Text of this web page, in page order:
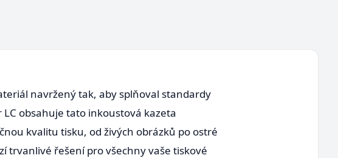
navržený tak, aby splňoval standardy
obsahuje tato inkoustová kazeta
kvalitu tisku, od živých obrázků po ostré
trvanlivé řešení pro všechny vaše tiskové